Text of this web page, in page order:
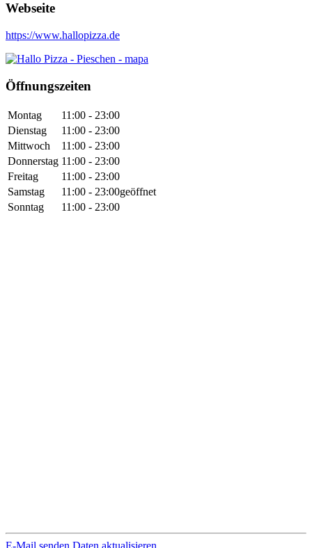
Webseite
https://www.hallopizza.de
Öffnungszeiten
Montag
11:00 - 23:00
Dienstag
11:00 - 23:00
Mittwoch
11:00 - 23:00
Donnerstag 11:00 - 23:00
Freitag
11:00 - 23:00
Samstag
11:00 - 23:00geöffnet
Sonntag
11:00 - 23:00
E-Mail senden Daten aktualisieren